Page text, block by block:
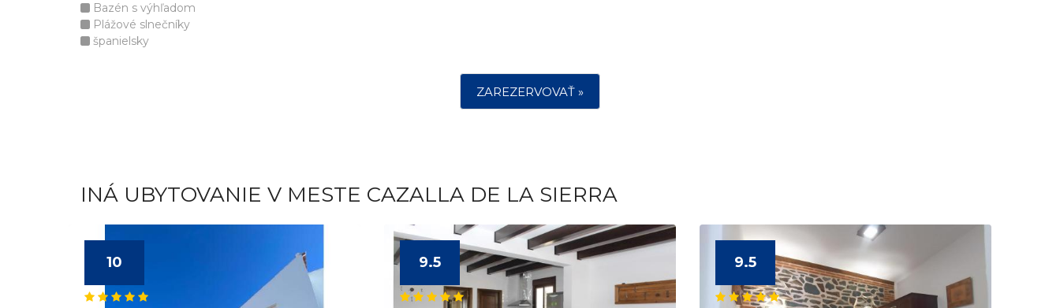
Bazén s výhľadom
Plážové slnečníky
španielsky
ZAREZERVOVAŤ »
INÁ UBYTOVANIE V MESTE CAZALLA DE LA SIERRA
10 9.5 9.5